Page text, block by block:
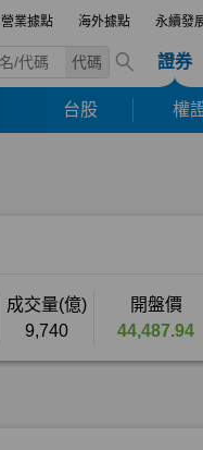
營業據點 海外據點 永續發
代碼 證券
台股 權